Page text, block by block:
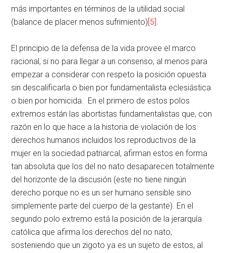
más importantes en términos de la utilidad social
(balance de placer menos sufrimiento)[5].
El principio de la defensa de la vida provee el marco
racional, si no para llegar a un consenso, al menos para
empezar a considerar con respeto la posición opuesta
sin descalificarla o bien por fundamentalista eclesiástica
o bien por homicida. En el primero de estos polos
extremos están las abortistas fundamentalistas que, con
razón en lo que hace a la historia de violación de los
derechos humanos incluidos los reproductivos de la
mujer en la sociedad patriarcal, afirman estos en forma
tan absoluta que los del no nato desaparecen totalmente
del horizonte de la discusión (este no tiene ningún
derecho porque no es un ser humano sensible sino
simplemente parte del cuerpo de la gestante). En el
segundo polo extremo está la posición de la jerarquía
católica que afirma los derechos del no nato,
sosteniendo que un zigoto ya es un sujeto de estos, al